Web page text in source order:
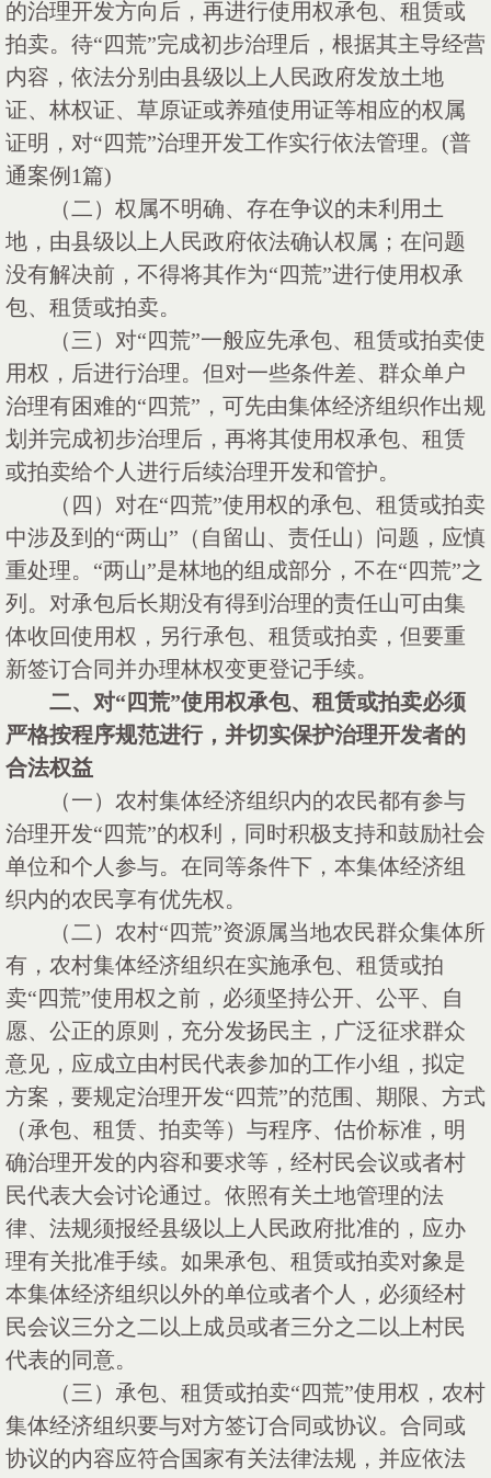
的治理开发方向后，再进行使用权承包、租赁或
拍卖。待“四荒”完成初步治理后，根据其主导经营
内容，依法分别由县级以上人民政府发放土地
证、林权证、草原证或养殖使用证等相应的权属
证明，对“四荒”治理开发工作实行依法管理。(普
通案例1篇)
（二）权属不明确、存在争议的未利用土
地，由县级以上人民政府依法确认权属；在问题
没有解决前，不得将其作为“四荒”进行使用权承
包、租赁或拍卖。
（三）对“四荒”一般应先承包、租赁或拍卖使
用权，后进行治理。但对一些条件差、群众单户
治理有困难的“四荒”，可先由集体经济组织作出规
划并完成初步治理后，再将其使用权承包、租赁
或拍卖给个人进行后续治理开发和管护。
（四）对在“四荒”使用权的承包、租赁或拍卖
中涉及到的“两山”（自留山、责任山）问题，应慎
重处理。“两山”是林地的组成部分，不在“四荒”之
列。对承包后长期没有得到治理的责任山可由集
体收回使用权，另行承包、租赁或拍卖，但要重
新签订合同并办理林权变更登记手续。
二、对“四荒”使用权承包、租赁或拍卖必须
严格按程序规范进行，并切实保护治理开发者的
合法权益
（一）农村集体经济组织内的农民都有参与
治理开发“四荒”的权利，同时积极支持和鼓励社会
单位和个人参与。在同等条件下，本集体经济组
织内的农民享有优先权。
（二）农村“四荒”资源属当地农民群众集体所
有，农村集体经济组织在实施承包、租赁或拍
卖“四荒”使用权之前，必须坚持公开、公平、自
愿、公正的原则，充分发扬民主，广泛征求群众
意见，应成立由村民代表参加的工作小组，拟定
方案，要规定治理开发“四荒”的范围、期限、方式
（承包、租赁、拍卖等）与程序、估价标准，明
确治理开发的内容和要求等，经村民会议或者村
民代表大会讨论通过。依照有关土地管理的法
律、法规须报经县级以上人民政府批准的，应办
理有关批准手续。如果承包、租赁或拍卖对象是
本集体经济组织以外的单位或者个人，必须经村
民会议三分之二以上成员或者三分之二以上村民
代表的同意。
（三）承包、租赁或拍卖“四荒”使用权，农村
集体经济组织要与对方签订合同或协议。合同或
协议的内容应符合国家有关法律法规，并应依法